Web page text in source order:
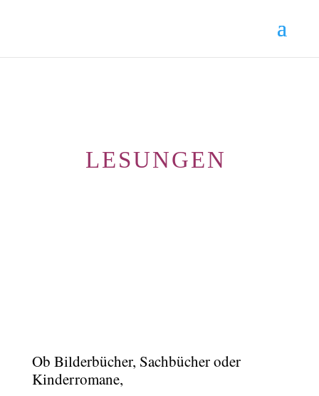
LESUNGEN
Ob Bilderbücher, Sachbücher oder
Kinderromane,